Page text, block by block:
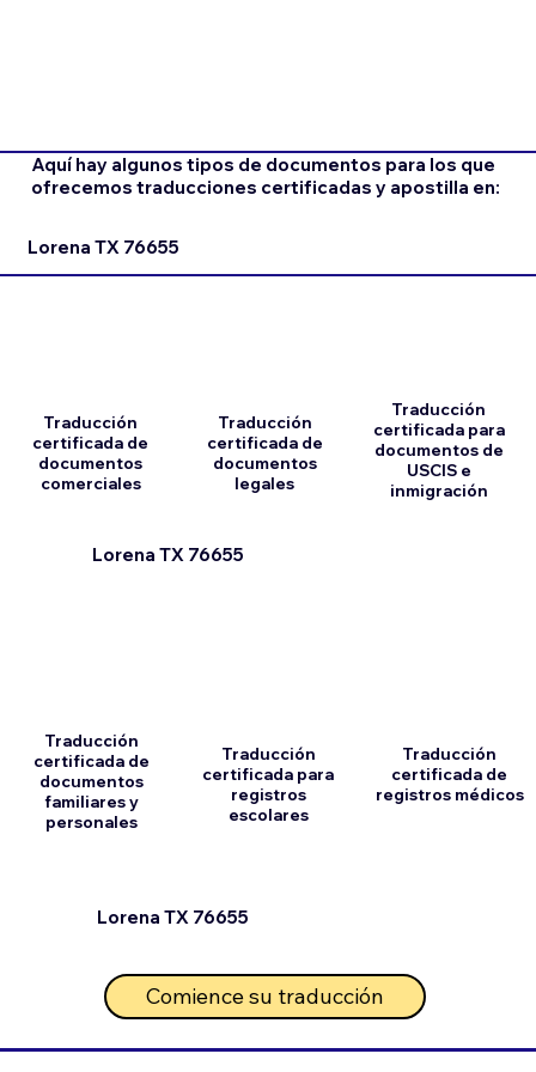
Aquí hay algunos tipos de documentos para los que
ofrecemos traducciones certificadas y apostilla en:
Lorena TX 76655
Lorena TX 76655
Traducción
certificada de
documentos
comerciales
Traducción
certificada de
documentos
familiares y
personales
Traducción
certificada de
documentos
legales
Traducción
certificada para
registros
escolares
Comience su traducción
Lorena TX 76655
Traducción
certificada para
documentos de
USCIS e
inmigración
Traducción
certificada de
registros médicos